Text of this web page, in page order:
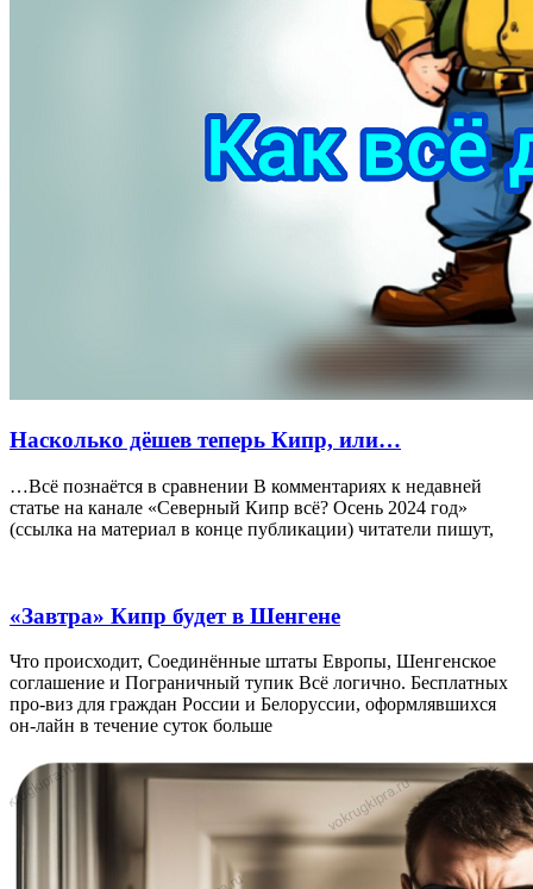
Насколько дёшев теперь Кипр, или…
…Всё познаётся в сравнении В комментариях к недавней
статье на канале «Северный Кипр всё? Осень 2024 год»
(ссылка на материал в конце публикации) читатели пишут,
«Завтра» Кипр будет в Шенгене
Что происходит, Соединённые штаты Европы, Шенгенское
соглашение и Пограничный тупик Всё логично. Бесплатных
про-виз для граждан России и Белоруссии, оформлявшихся
он-лайн в течение суток больше